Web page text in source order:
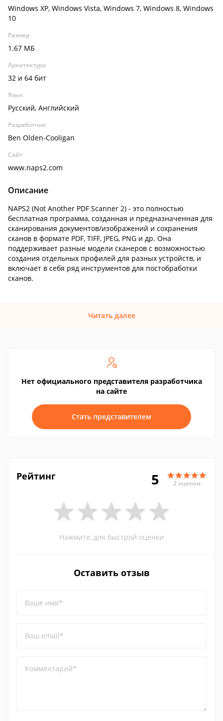
Windows XP, Windows Vista, Windows 7, Windows 8, Windows
10
Размер
1.67 МБ
Архитектура
32 и 64 бит
Язык
Русский, Английский
Разработчик
Ben Olden-Cooligan
Сайт
www.naps2.com
Описание
NAPS2 (Not Another PDF Scanner 2) - это полностью
бесплатная программа, созданная и предназначенная для
сканирования документов/изображений и сохранения
сканов в формате PDF, TIFF, JPEG, PNG и др. Она
поддерживает разные модели сканеров с возможностью
создания отдельных профилей для разных устройств, и
включает в себя ряд инструментов для постобработки
сканов.
Читать далее
Нет официального представителя разработчика
на сайте
Стать представителем
Рейтинг 5 2 оценки
Нажмите, для быстрой оценки
Оставить отзыв
Ваше имя*
Ваш email*
Комментарий*